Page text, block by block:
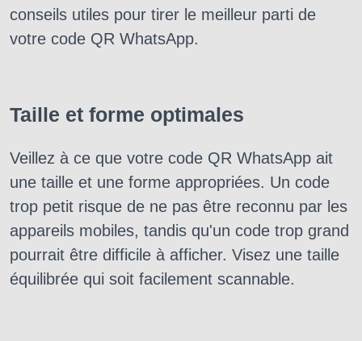
conseils utiles pour tirer le meilleur parti de
votre code QR WhatsApp.
Taille et forme optimales
Veillez à ce que votre code QR WhatsApp ait
une taille et une forme appropriées. Un code
trop petit risque de ne pas être reconnu par les
appareils mobiles, tandis qu'un code trop grand
pourrait être difficile à afficher. Visez une taille
équilibrée qui soit facilement scannable.